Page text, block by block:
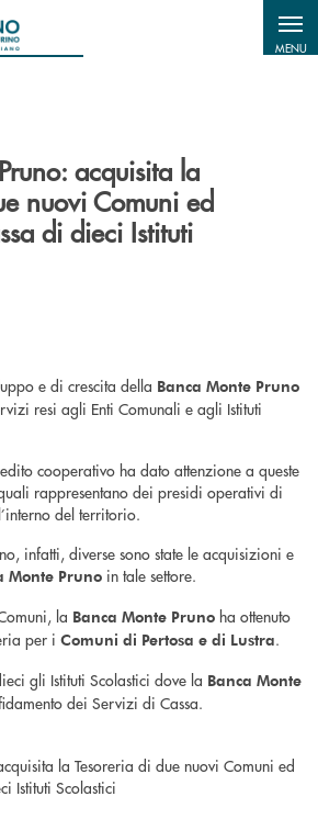
MENU
acquisita la
nuovi Comuni ed
di dieci Istituti
e di crescita della Banca Monte Pruno
resi agli Enti Comunali e agli Istituti
cooperativo ha dato attenzione a queste
rappresentano dei presidi operativi di
del territorio.
infatti, diverse sono state le acquisizioni e
Monte Pruno in tale settore.
la Banca Monte Pruno ha ottenuto
per i Comuni di Pertosa e di Lustra.
gli Istituti Scolastici dove la Banca Monte
dei Servizi di Cassa.